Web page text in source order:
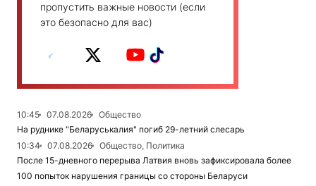
пропустить важные новости (если
это безопасно для вас)
10:45 07.08.2026
Общество
На руднике "Беларуськалия" погиб 29-летний слесарь
10:34
07.08.2026
Общество, Политика
После 15-дневного перерыва Латвия вновь зафиксировала более
100 попыток нарушения границы со стороны Беларуси